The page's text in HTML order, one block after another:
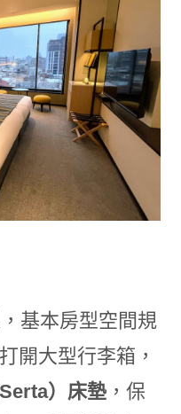
基本房型空間規
開大型行李箱，
Serta）床墊，保